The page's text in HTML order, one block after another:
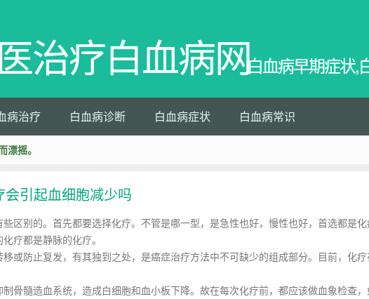
治疗白血病网白血病早期症状,
病治疗 白血病诊断 白血病症状 白血病常识
漂摇。
会引起血细胞减少吗
别的。首先都要选择化疗。不管是哪一型，是急性也好，慢性也好，首选都是
疗都是静脉的化疗。
防止复发，有其独到之处，是癌症治疗方法中不可缺少的组成部分。目前，化
髓造血系统，造成白细胞和血小板下降。故在每次化疗前，都应该做血象检查